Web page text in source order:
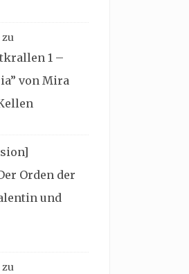
zu
1 –
von Mira
Orden der
und
zu